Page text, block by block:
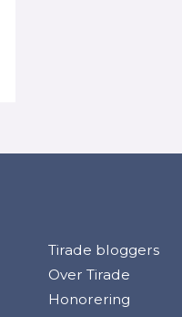
Tirade bloggers
Over Tirade
Honorering